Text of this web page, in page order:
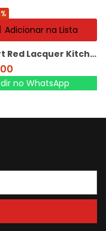
Adicionar na Lista
Smart Red Lacquer Kitchen Cabinet
no WhatsApp